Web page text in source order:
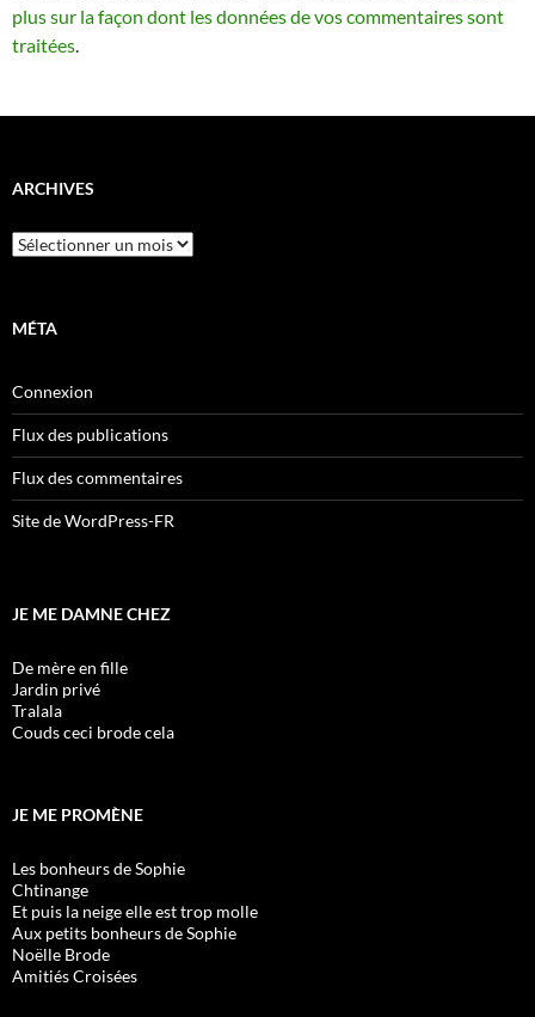
plus sur la façon dont les données de vos commentaires sont
traitées.
ARCHIVES
Archives
MÉTA
Connexion
Flux des publications
Flux des commentaires
Site de WordPress-FR
JE ME DAMNE CHEZ
De mère en fille
Jardin privé
Tralala
Couds ceci brode cela
JE ME PROMÈNE
Les bonheurs de Sophie
Chtinange
Et puis la neige elle est trop molle
Aux petits bonheurs de Sophie
Noëlle Brode
Amitiés Croisées